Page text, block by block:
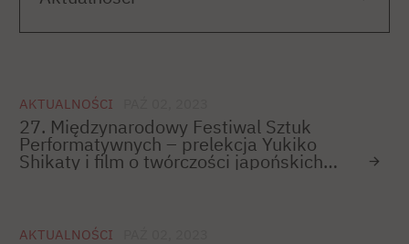
AKTUALNOŚCI
27. Międzynarodowy Festiwal Sztuk
Performatywnych – prelekcja Yukiko
Shikaty i film o twórczości japońskich
AKTUALNOŚCI